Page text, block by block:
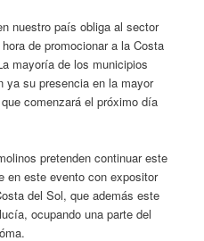
nuestro país obliga al sector
de promocionar a la Costa
mayoría de los municipios
ya su presencia en la mayor
comenzará el próximo día
pretenden continuar este
en este evento con expositor
del Sol, que además este
ocupando una parte del